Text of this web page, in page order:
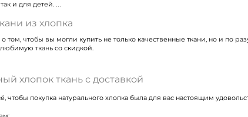
и для детей.
из хлопка
том, чтобы вы могли купить не только качественные ткани, но и по
ткань со скидкой.
хлопок ткань с доставкой
чтобы покупка натурального хлопка была для вас настоящим